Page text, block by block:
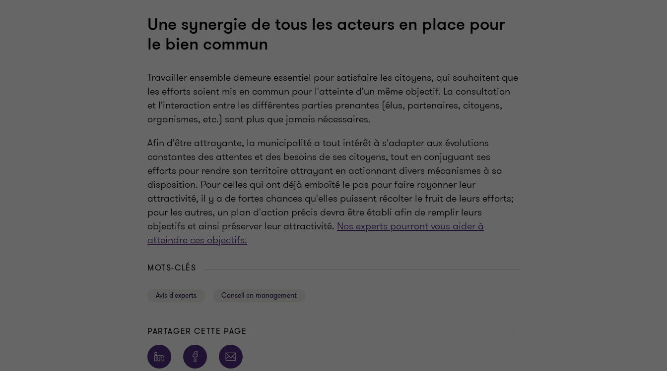
Une synergie de tous les acteurs en place pour
le bien commun
Travailler ensemble demeure essentiel pour satisfaire les citoyens, qui souhaitent que
les efforts soient mis en commun pour l'atteinte d'un même objectif. La consultation
et l'interaction entre les différentes parties prenantes (élus, partenaires, citoyens,
organismes, etc.) sont plus que jamais nécessaires.
Afin d'être attrayante, la municipalité a tout intérêt à s'adapter aux évolutions
constantes des attentes et des besoins de ses citoyens, tout en conjuguant ses
efforts pour rendre son territoire attrayant en actionnant divers mécanismes à sa
disposition. Pour celles qui ont déjà emboîté le pas pour faire rayonner leur
attractivité, il y a de fortes chances qu'elles puissent récolter le fruit de leurs efforts;
pour les autres, un plan d'action précis devra être établi afin de remplir leurs
objectifs et ainsi préserver leur attractivité. Nos experts pourront vous aider à
atteindre ces objectifs.
MOTS-CLÉS
Avis d'experts Conseil en management
PARTAGER CETTE PAGE